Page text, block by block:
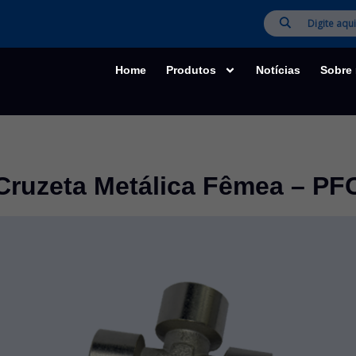
Home Produtos Notícias Sobre
Metálica Fêmea –